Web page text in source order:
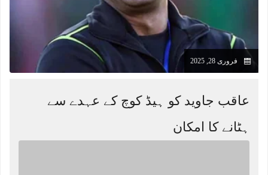
فروری 28, 2025
عاقب جاوید کو ہیڈ کوچ کے عہدے سے
ہٹانے کا امکان